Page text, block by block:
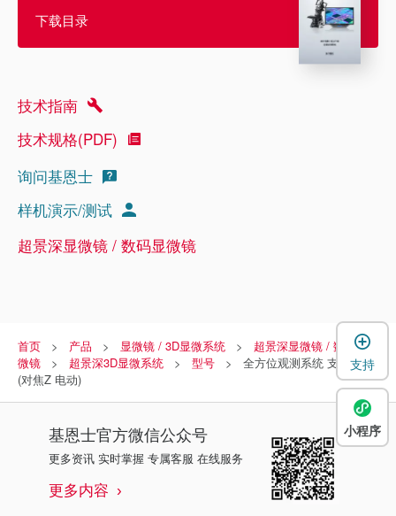
下载目录
技术指南
技术规格(PDF)
询问基恩士
样机演示/测试
超景深显微镜 / 数码显微镜
首页 产品 显微镜 / 3D显微系统
超景深显微镜 / 数码显
微镜
超景深3D显微系统 型号
全方位观测系统 支持EA
(对焦Z 电动)
基恩士官方微信公众号
更多资讯 实时掌握 专属客服 在线服务
更多内容
支持
小程序